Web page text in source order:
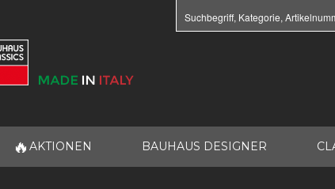
🔥 AKTIONEN BAUHAUS DESIGNER